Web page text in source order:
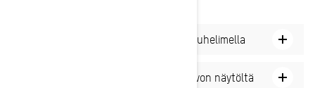
Matkasuunnitelman luominen matkapuhelimella
Matkasuunnitelman luominen ajoneuvon näytöltä